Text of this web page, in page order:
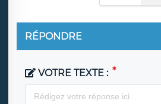
RÉPONDRE
VOTRE TEXTE :